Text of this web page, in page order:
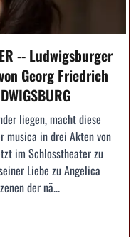
-- Ludwigsburger
Georg Friedrich
liegen, macht diese
musica in drei Akten von
im Schlosstheater zu
Liebe zu Angelica
der nä...